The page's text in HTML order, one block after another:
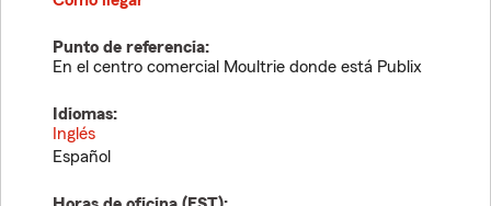
Punto de referencia:
En el centro comercial Moultrie donde está Publix
Idiomas:
Inglés
Español